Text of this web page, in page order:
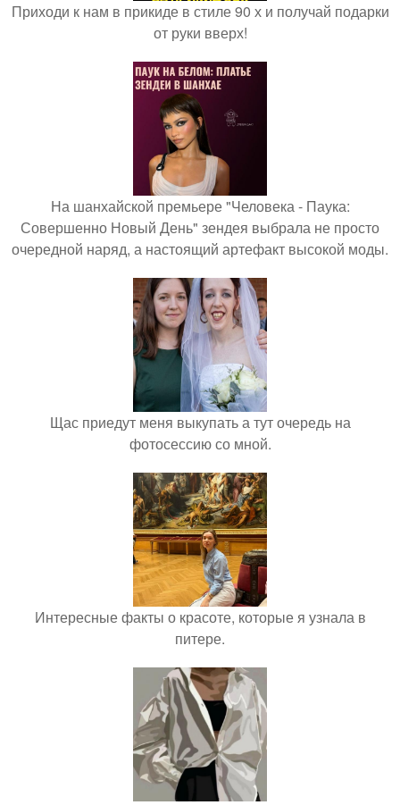
Приходи к нам в прикиде в стиле 90 х и получай подарки
от руки вверх!
На шанхайской премьере "Человека - Паука:
Совершенно Новый День" зендея выбрала не просто
очередной наряд, а настоящий артефакт высокой моды.
Щас приедут меня выкупать а тут очередь на
фотосессию со мной.
Интересные факты о красоте, которые я узнала в
питере.